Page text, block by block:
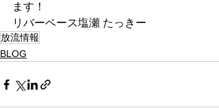
ます！
リバーベース塩瀬 たっきー
放流情報
BLOG